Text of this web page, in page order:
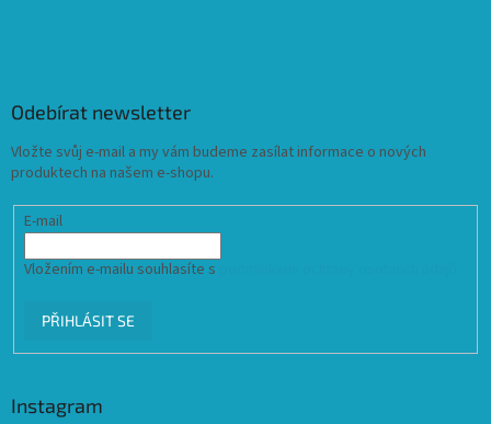
Odebírat newsletter
Vložte svůj e-mail a my vám budeme zasílat informace o nových
produktech na našem e-shopu.
E-mail
Vložením e-mailu souhlasíte s
PŘIHLÁSIT SE
Instagram